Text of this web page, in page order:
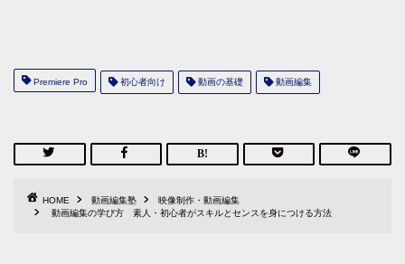
Premiere Pro 初心者向け 動画の基礎 動画編集
HOME 動画編集塾
映像制作・動画編集
動画編集の学び方 素人・初心者がスキルとセンスを身につける方法